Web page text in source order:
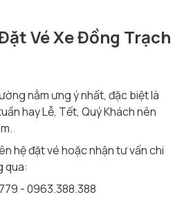
Vé Xe Đồng Trạch
nằm ưng ý nhất, đặc biệt là
hay Lễ, Tết, Quý Khách nên
hệ đặt vé hoặc nhận tư vấn chi
qua:
- 0963.388.388